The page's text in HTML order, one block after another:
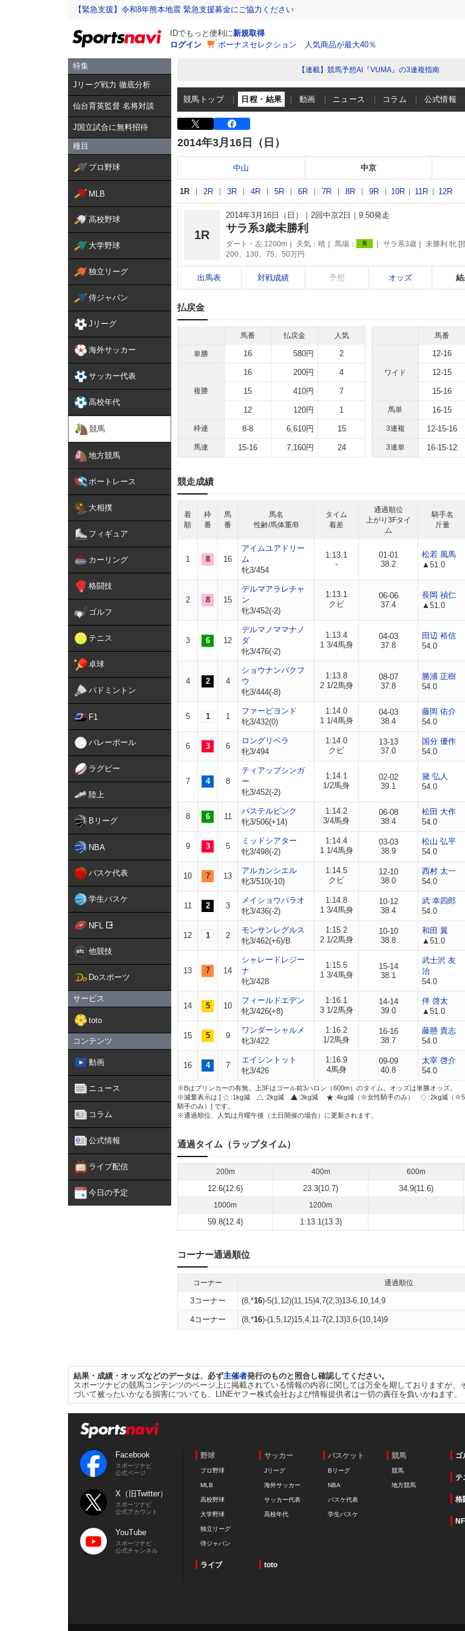
【緊急支援】令和8年熊本地震 緊急支援募金にご協力ください
IDでもっと便利に新規取得
ログイン
ボーナスセレクション 人気商品が最大40％
特集
Jリーグ戦力 徹底分析
仙台育英監督 名将対談
J国立試合に無料招待
種目
プロ野球
MLB
高校野球
大学野球
独立リーグ
侍ジャパン
Jリーグ
海外サッカー
サッカー代表
高校年代
競馬
地方競馬
ボートレース
大相撲
フィギュア
カーリング
格闘技
ゴルフ
テニス
卓球
バドミントン
F1
バレーボール
ラグビー
陸上
Bリーグ
NBA
バスケ代表
学生バスケ
NFL
他競技
Doスポーツ
サービス
toto
コンテンツ
動画
ニュース
コラム
公式情報
ライブ配信
今日の予定
【連載】競馬予想AI『VUMA』の3連複指南
競馬トップ 日程・結果 動画 ニュース コラム 公式情報
2014年3月16日（日）
中山 中京
1R 2R 3R 4R 5R 6R 7R 8R 9R 10R 11R 12R
1R
2014年3月16日（日） 2回中京2日 9:50発走
サラ系3歳未勝利
ダート・左 1200m 天気： 晴 馬場： 良 サラ系3歳 未勝利 牝 [
200、130、75、50万円
出馬表 対戦成績 予想 オッズ
払戻金
馬番 払戻金 人気
単勝 16 580円 2
複勝
16 200円 4
15 410円 7
12 120円 1
枠連 8-8 6,610円 15
馬連 15-16 7,160円 24
馬番
ワイド
12-16
12-15
15-16
馬単 16-15
3連複 12-15-16
3連単 16-15-12
競走成績
着
順
枠
番
馬
番
馬名
性齢/馬体重/B
タイム
着差
通過順位
上がり3Fタイ
ム
騎手名
斤量
1 8 16
アイムユアドリー
ム
牝3/454
1:13.1
-
01-01
38.2
松若 風馬
▲51.0
2 8 15
デルマアラレチャ
ン
牝3/452(-2)
1:13.1
クビ
06-06
37.4
長岡 禎仁
▲51.0
3 6 12
デルマノママナノ
ダ
牝3/476(-2)
1:13.4
1 3/4馬身
04-03
37.8
田辺 裕信
54.0
4 2 4
ショウナンバクフ
ウ
牝3/444(-8)
1:13.8
2 1/2馬身
08-07
37.8
勝浦 正樹
54.0
5 1 1
ファービヨンド
牝3/432(0)
1:14.0
1 1/4馬身
04-03
38.4
藤岡 佑介
54.0
6 3 6
ロングリベラ
牝3/494
1:14.0
クビ
13-13
37.0
国分 優作
54.0
7 4 8
ティアップシンガ
ー
牝3/452(-2)
1:14.1
1/2馬身
02-02
39.1
黛 弘人
54.0
8 6 11
パステルピンク
牝3/506(+14)
1:14.2
3/4馬身
06-08
38.4
松田 大作
54.0
9 3 5
ミッドシアター
牝3/498(-2)
1:14.4
1 1/4馬身
03-03
38.9
松山 弘平
54.0
10 7 13
アルカンシエル
牝3/510(-10)
1:14.5
クビ
12-10
38.0
西村 太一
54.0
11 2 3
メイショウパラオ
牝3/436(-2)
1:14.8
1 3/4馬身
10-12
38.4
武 幸四郎
54.0
12 1 2
モンサンレグルス
牝3/462(+6)/B
1:15.2
2 1/2馬身
10-10
38.8
和田 翼
▲51.0
13 7 14
シャレードレジー
ナ
牝3/428
1:15.5
1 3/4馬身
15-14
38.1
武士沢 友
治
54.0
14 5 10
フィールドエデン
牝3/426(+8)
1:16.1
3 1/2馬身
14-14
39.0
伴 啓太
▲51.0
15 5 9
ワンダーシャルメ
牝3/422
1:16.2
1/2馬身
16-16
38.7
藤懸 貴志
54.0
16 4 7
エイシントット
牝3/426
1:16.9
4馬身
09-09
40.8
太宰 啓介
54.0
※Bはブリンカーの有無。上3Fはゴール前3ハロン（600m）のタイム。オッズは単勝オッズ。
※減量表示は [
:1kg減 :2kg減 :3kg減 :4kg減（※女性騎手のみ）
:2kg減（※5
騎手のみ）] です。
※通過順位、人気は月曜午後（土日開催の場合）に更新されます。
通過タイム（ラップタイム）
200m 400m 600m
12.6(12.6) 23.3(10.7) 34.9(11.6)
1000m 1200m
59.8(12.4) 1:13.1(13.3)
コーナー通過順位
コーナー 通過順位
3コーナー (8,*16)-5(1,12)(11,15)4,7(2,3)13-6,10,14,9
4コーナー (8,*16)-(1,5,12)15,4,11-7(2,13)3,6-(10,14)9
結果・成績・オッズなどのデータは、必ず主催者発行のものと照合し確認してください。
スポーツナビの競馬コンテンツのページ上に掲載されている情報の内容に関しては万全を期しておりますが
づいて被ったいかなる損害についても、LINEヤフー株式会社および情報提供者は一切の責任を負いかねます。
Facebook
スポーツナビ
公式ページ
X（旧Twitter）
スポーツナビ
公式アカウント
YouTube
スポーツナビ
公式チャンネル
野球
プロ野球
MLB
高校野球
大学野球
独立リーグ
侍ジャパン
サッカー
Jリーグ
海外サッカー
サッカー代表
高校年代
バスケット
Bリーグ
NBA
バスケ代表
学生バスケ
競馬
競馬
地方競馬
ゴ
テ
格
ライブ toto